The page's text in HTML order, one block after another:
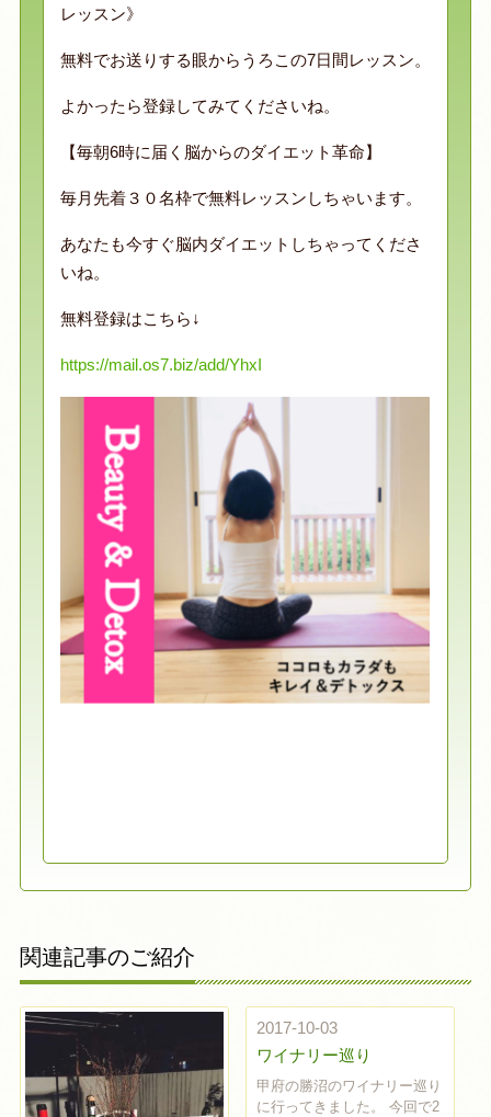
レッスン》
無料でお送りする眼からうろこの7日間レッスン。
よかったら登録してみてくださいね。
【毎朝6時に届く脳からのダイエット革命】
毎月先着３０名枠で無料レッスンしちゃいます。
あなたも今すぐ脳内ダイエットしちゃってくださ
いね。
無料登録はこちら↓
https://mail.os7.biz/add/YhxI
関連記事のご紹介
2017-10-03
ワイナリー巡り
甲府の勝沼のワイナリー巡り
に行ってきました。 今回で2